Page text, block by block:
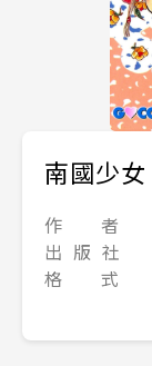
南國少女
作 者
出 版 社
格 式